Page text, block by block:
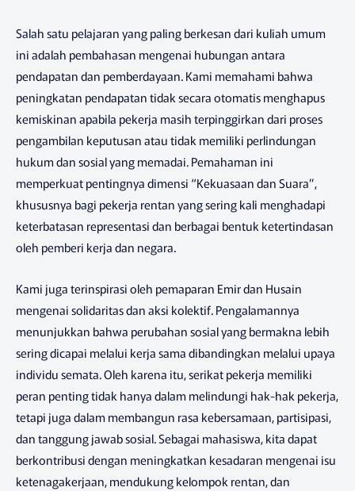
Salah satu pelajaran yang paling berkesan dari kuliah umum
ini adalah pembahasan mengenai hubungan antara
pendapatan dan pemberdayaan. Kami memahami bahwa
peningkatan pendapatan tidak secara otomatis menghapus
kemiskinan apabila pekerja masih terpinggirkan dari proses
pengambilan keputusan atau tidak memiliki perlindungan
hukum dan sosial yang memadai. Pemahaman ini
memperkuat pentingnya dimensi “Kekuasaan dan Suara”,
khususnya bagi pekerja rentan yang sering kali menghadapi
keterbatasan representasi dan berbagai bentuk ketertindasan
oleh pemberi kerja dan negara.
Kami juga terinspirasi oleh pemaparan Emir dan Husain
mengenai solidaritas dan aksi kolektif. Pengalamannya
menunjukkan bahwa perubahan sosial yang bermakna lebih
sering dicapai melalui kerja sama dibandingkan melalui upaya
individu semata. Oleh karena itu, serikat pekerja memiliki
peran penting tidak hanya dalam melindungi hak-hak pekerja,
tetapi juga dalam membangun rasa kebersamaan, partisipasi,
dan tanggung jawab sosial. Sebagai mahasiswa, kita dapat
berkontribusi dengan meningkatkan kesadaran mengenai isu
ketenagakerjaan, mendukung kelompok rentan, dan